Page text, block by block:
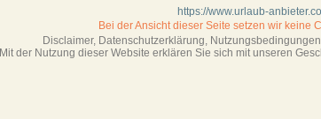
https://www.urlaub-
Bei der Ansicht dieser Seite setzen wir keine
Disclaimer, Datenschutzerklärung,
Mit der Nutzung dieser Website erklären Sie sich mit unseren